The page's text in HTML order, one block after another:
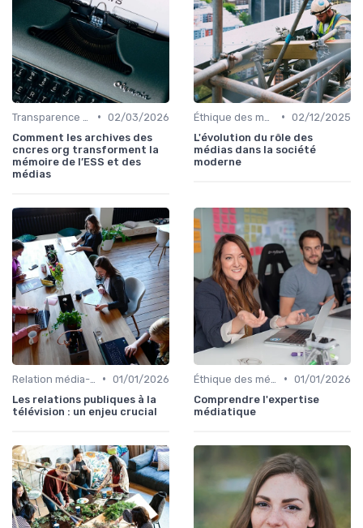
• 02/03/2026
Comment les archives des
cncres org transforment la
mémoire de l’ESS et des
médias
• 02/12/2025
L'évolution du rôle des
médias dans la société
moderne
• 01/01/2026
Les relations publiques à la
télévision : un enjeu crucial
• 01/01/2026
Comprendre l'expertise
médiatique